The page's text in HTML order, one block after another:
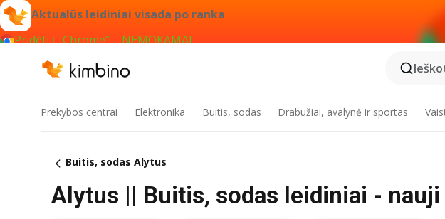
Aktualūs leidiniai visada po ranka
Pridėti į „Chrome“ – NEMOKAMAI
Prekybos centrai Elektronika Buitis, sodas Drabužiai, avalynė ir sportas
Buitis, sodas Alytus
Alytus || Buitis, sodas leidiniai -